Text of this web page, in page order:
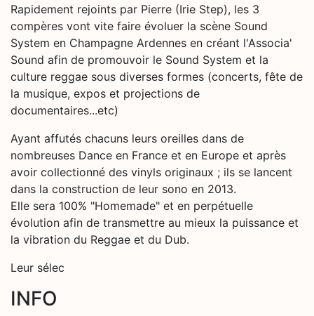
Rapidement rejoints par Pierre (Irie Step), les 3
compères vont vite faire évoluer la scène Sound
System en Champagne Ardennes en créant l'Associa'
Sound afin de promouvoir le Sound System et la
culture reggae sous diverses formes (concerts, fête de
la musique, expos et projections de
documentaires...etc)
Ayant affutés chacuns leurs oreilles dans de
nombreuses Dance en France et en Europe et après
avoir collectionné des vinyls originaux ; ils se lancent
dans la construction de leur sono en 2013.
Elle sera 100% "Homemade" et en perpétuelle
évolution afin de transmettre au mieux la puissance et
la vibration du Reggae et du Dub.
Leur sélec
INFO